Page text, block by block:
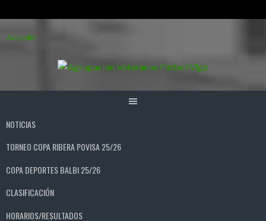
alAcceder
NOTICIAS
TORNEO COPA RIBERA POVISA 25/26
COPA DEPORTES BALBI 25/26
CLASIFICACIÓN
HORARIOS/RESULTADOS